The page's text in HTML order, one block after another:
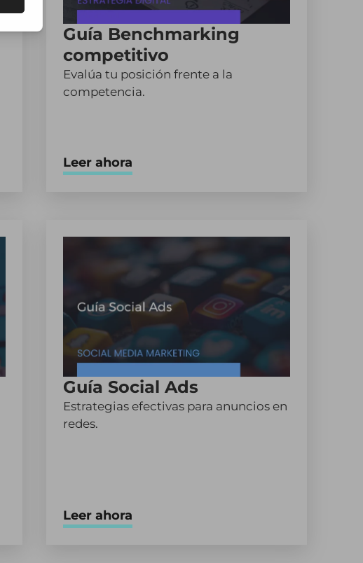
Guía Benchmarking
competitivo
Evalúa tu posición frente a la
competencia.
Leer ahora
Guía Social Ads
Estrategias efectivas para anuncios en
redes.
Leer ahora